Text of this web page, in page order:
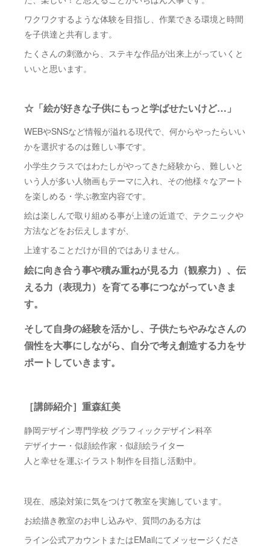
ワクワクするような体験を目指し、作業できる環境と時間
を子供達と共有します。
たくさんの刺激から、ステキな作品が出来上がっていくと
いいと思います。
☆「絵が好きな子供にもっと学ばせたいけど…」
WEBやSNSなど情報が溢れる現代で、何からやったらいい
かを選択するのは難しい事です。
小学生クラスではわたしがやってきた経験から、難しいと
いう人が多い人物画もテーマに入れ、その他様々なアート
を楽しめる・学ぶ教室内容です。
絵は楽しんで取り組める事が上達の近道で、テクニックや
方法などをお伝えしますが、
上達することだけが目的ではありません。
絵に向き合う事や積み重ねが見る力（観察力）、伝
える力（表現力）を育てる事につながっていきま
す。
そして自身の経験を活かし、子供たちやみなさんの
個性を大事にしながら、自分で考え創造する力をサ
ポートしていきます。
［講師紹介］重森紅美
静岡デザイン専門学校 グラフィックデザイン科卒
デザイナー・似顔絵作家・似顔絵ライター
人と幸せを運ぶイラスト制作を目指し活動中。
現在、感染対策に気をつけて教室を実施しています。
お絵描き教室のお申し込みや、質問のある方は
ライン公式アカウントまたはEMailにてメッセージくださ